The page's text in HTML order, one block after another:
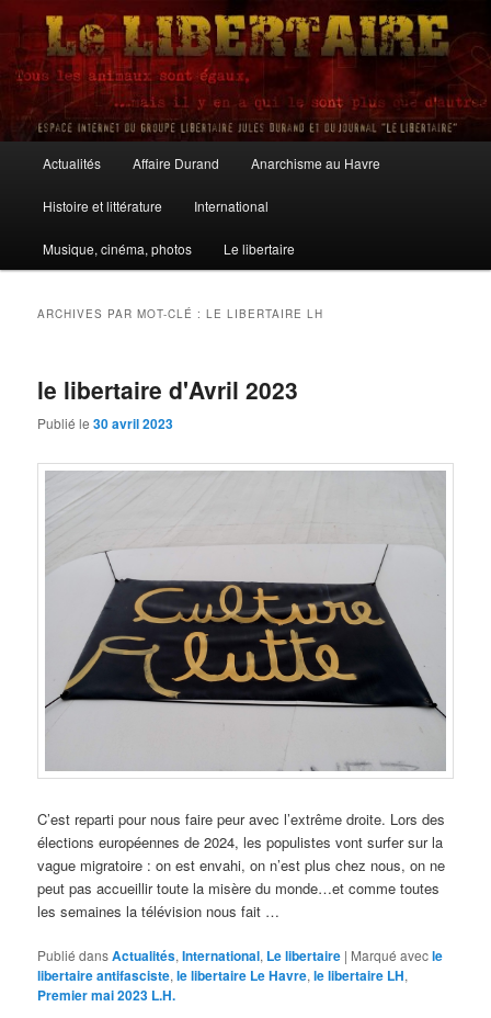
Aller
contenu
principal
Aller
contenu
secondaire
Le Libertaire
principal
Actualités Affaire Durand Anarchisme au Havre
Histoire et littérature International
Musique, cinéma, photos Le libertaire
ARCHIVES PAR MOT-CLÉ :LE LIBERTAIRE LH
le libertaire d'Avril 2023
Publié le30 avril 2023
C’est reparti pour nous faire peur avec l’extrême droite. Lors des
élections européennes de 2024, les populistes vont surfer sur la
vague migratoire : on est envahi, on n’est plus chez nous, on ne
peut pas accueillir toute la misère du monde…et comme toutes
les semaines la télévision nous fait …
Publié dansActualités,International, Le libertaire | Marqué avecle
libertaire antifasciste,le libertaire Le Havre,le libertaire LH,
Premier mai 2023 L.H.